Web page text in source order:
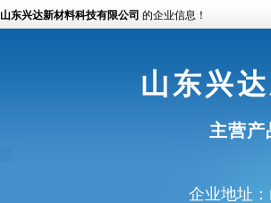
山东兴达新材料科技有限公司 的企业信息！
山东兴
主营产
企业地址